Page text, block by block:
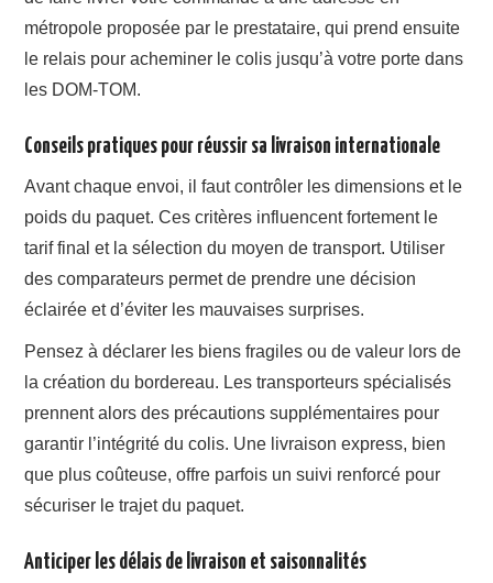
métropole proposée par le prestataire, qui prend ensuite
le relais pour acheminer le colis jusqu’à votre porte dans
les DOM-TOM.
Conseils pratiques pour réussir sa livraison internationale
Avant chaque envoi, il faut contrôler les dimensions et le
poids du paquet. Ces critères influencent fortement le
tarif final et la sélection du moyen de transport. Utiliser
des comparateurs permet de prendre une décision
éclairée et d’éviter les mauvaises surprises.
Pensez à déclarer les biens fragiles ou de valeur lors de
la création du bordereau. Les transporteurs spécialisés
prennent alors des précautions supplémentaires pour
garantir l’intégrité du colis. Une livraison express, bien
que plus coûteuse, offre parfois un suivi renforcé pour
sécuriser le trajet du paquet.
Anticiper les délais de livraison et saisonnalités